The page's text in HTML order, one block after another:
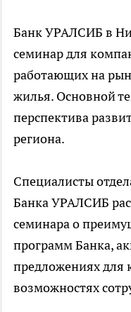
Банк УРАЛСИБ в
семинар для
работающих на
жилья. Основной
перспектива
региона.
Специалисты
Банка УРАЛСИБ
семинара о
программ Банка,
предложениях для
возможностях